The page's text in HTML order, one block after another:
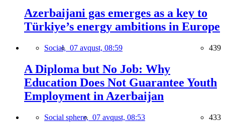
Azerbaijani gas emerges as a key to
Türkiye’s energy ambitions in Europe
Social, 07 avqust, 08:59 439
A Diploma but No Job: Why
Education Does Not Guarantee Youth
Employment in Azerbaijan
Social sphere, 07 avqust, 08:53 433